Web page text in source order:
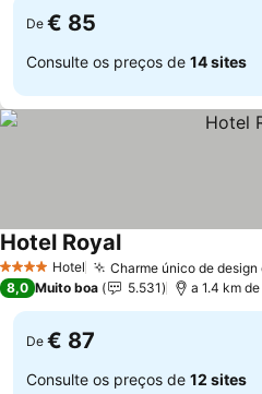
De € 85
Consulte os preços de 14 sites
4 EstrelasHotel Charme único de design
Hotel Royal
8,0 Muito boa 5.531 a 1.4 km
De € 87
Consulte os preços de 12 sites